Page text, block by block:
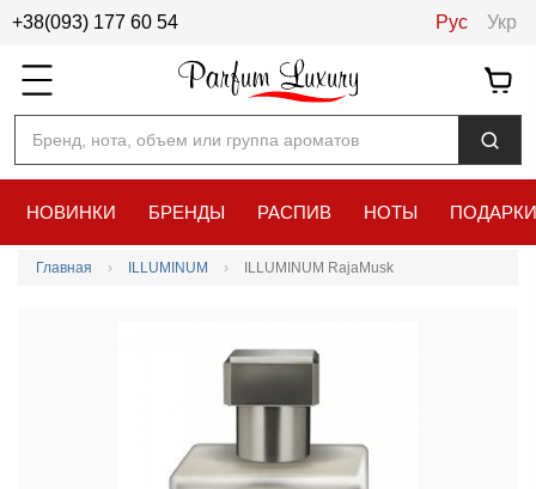
+38(093) 177 60 54 Рус Укр
Бренд, нота, объем или группа ароматов
НОВИНКИ БРЕНДЫ РАСПИВ НОТЫ ПОДАРКИ
Главная ILLUMINUM ILLUMINUM RajaMusk